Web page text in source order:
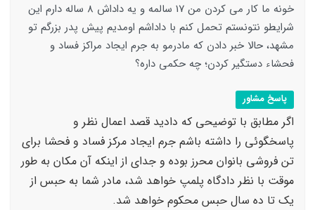
خونه ما کار می کردن من 17 سالمه و یه داداش 8 ساله دارم این
شرایطو نتونستم تحمل کنم با داداشم اومدیم پیش پدر بزرگم تو
مشهد، حالا خبر دادن که مادرمو به جرم ایجاد مراکز فساد و
فحشاء دستگیر کردن؛ چه حکمی داره؟
پاسخ مشاور
اگر مطابق با توضیحی که دادید قصد اعمال نظر و
پاسخگوئی را داشته باشم جرم ایجاد مرکز فساد و فحشا برای
تن فروشی بانوان محرز بوده و جدای از اینکه آن مکان به طور
موقت با نظر دادگاه پلمپ خواهد شد، مادر شما به حبس از
یک تا ده سال حبس محکوم خواهد شد.